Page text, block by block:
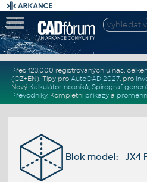
Přes 123.000 registrovaných u nás,
(CZ+EN). Tipy pro AutoCAD 2027, pro
Nový Kalkulátor nosníků, Spirograf
Převodníky. Kompletní příkazya
Blok-model: JX4